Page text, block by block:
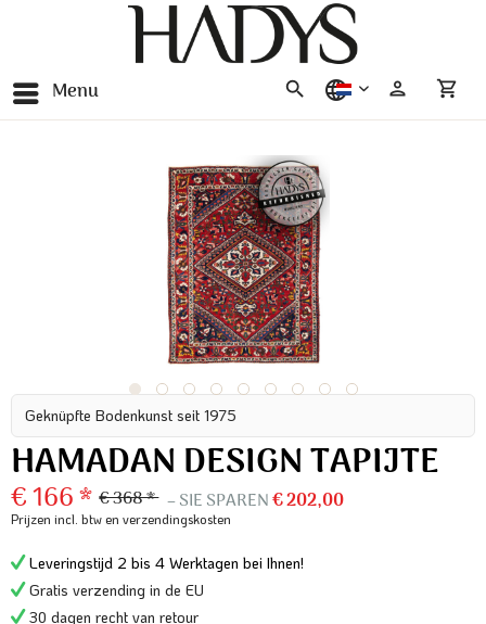
Menu nederlands
Geknüpfte Bodenkunst seit 1975
HAMADAN DESIGN TAPIJTE
€ 166 * € 368 * – SIE SPAREN€ 202,00
Prijzen incl. btwen verzendingskosten
Leveringstijd 2 bis 4 Werktagen bei Ihnen!
Gratis verzending in de EU
30 dagen recht van retour